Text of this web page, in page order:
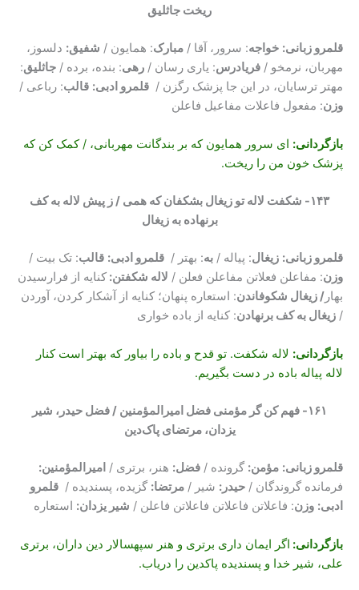
ریخت جاثلیق
قلمرو زبانی: خواجه: سرور، آقا / مبارک: همایون / شفیق: دلسوز،
مهربان، نرمخو / فریادرس: یاری رسان / رهی: بنده، برده / جاثلیق:
مهتر ترسایان، در این جا پزشک رگزن / قلمرو ادبی: قالب: رباعی /
وزن: مفعول فاعلات مفاعیل فاعلن
بازگردانی: ای سرور همایون که بر بندگانت مهربانی، / کمک کن که
پزشک خون من را ریخت.
۱۴۳- شکفت لاله تو زیغال بشکفان که همی / ز پیش لاله به کف
برنهاده به زیغال
قلمرو زبانی: زیغال: پیاله / به: بهتر / قلمرو ادبی: قالب: تک بیت /
وزن: مفاعلن فعلاتن مفاعلن فعلن / لاله شکفتن: کنایه از فرارسیدن
بهار / زیغال شکوفاندن: استعاره پنهان؛ کنایه از آشکار کردن، آوردن
/ زیغال به کف برنهادن: کنایه از باده خواری
بازگردانی: لاله شکفت. تو قدح و باده را بیاور که بهتر است کنار
لاله پیاله باده در دست بگیریم.
۱۶۱- فهم کن گر مؤمنی فضل امیرالمؤمنین / فضل حیدر، شیر
یزدان، مرتضای پاک‌دین
قلمرو زبانی: مؤمن: گرونده / فضل: هنر، برتری / امیرالمؤمنین:
فرمانده گروندگان / حیدر : شیر / مرتضا: گزیده، پسندیده / قلمرو
ادبی: وزن: فاعلاتن فاعلاتن فاعلاتن فاعلن / شیر یزدان: استعاره
بازگردانی: اگر ایمان داری برتری و هنر سپهسالار دین داران، برتری
علی، شیر خدا و پسندیده پاکدین را دریاب.